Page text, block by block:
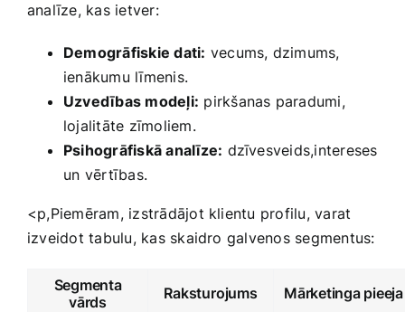
analīze, kas ietver:
Demogrāfiskie dati: vecums, dzimums,
ienākumu līmenis.
Uzvedības modeļi: pirkšanas​ paradumi,
lojalitāte zīmoliem.
Psihogrāfiskā analīze: dzīvesveids,intereses
un ⁤vērtības.
<p,Piemēram, izstrādājot klientu profilu, ‌varat
izveidot tabulu, kas skaidro galvenos segmentus:
Segmenta⁣
vārds
Raksturojums Mārketinga pieeja